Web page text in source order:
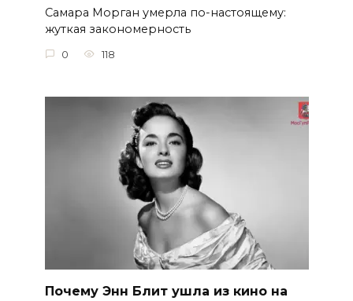
Самара Морган умерла по-настоящему:
жуткая закономерность
0 118
Почему Энн Блит ушла из кино на